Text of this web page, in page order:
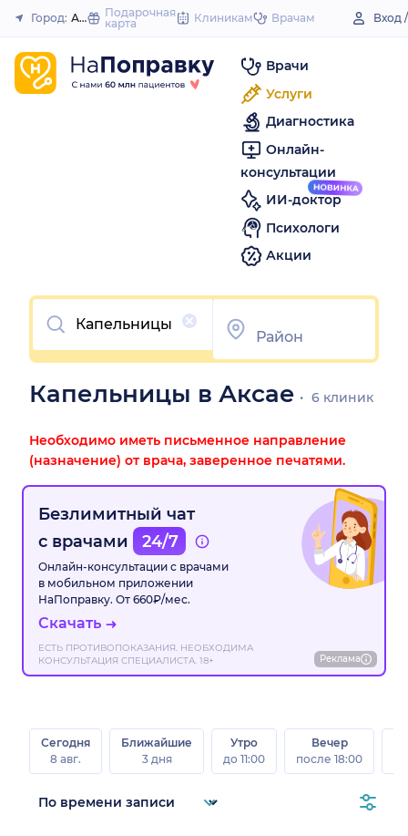
to
Закрыть
Город: АксайПодарочная
карта
Клиникам Врачам Вход
Врачи
Услуги
Диагностика
Онлайн-
консультации
ИИ-доктор
Психологи
Акции
Очистить
Капельницы в Аксае 6 клиник
Необходимо иметь письменное направление
(назначение) от врача, заверенное печатями.
Безлимитный чат
с врачами
24/7
Онлайн-консультации с врачами
в мобильном приложении
НаПоправку. От 660₽/мес.
Скачать
ЕСТЬ ПРОТИВОПОКАЗАНИЯ. НЕОБХОДИМА
КОНСУЛЬТАЦИЯ СПЕЦИАЛИСТА. 18+
Реклама
Сегодня
8 авг.
Ближайшие
3 дня
Утро
до 11:00
Вечер
после 18:00